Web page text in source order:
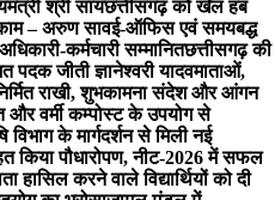
श्री सायछत्तीसगढ़ को खेल हब
– अरुण सावई-ऑफिस एवं समयबद्ध
कर्मचारी सम्मानितछत्तीसगढ़ की
जीती ज्ञानेश्वरी यादवमाताओं,
राखी, शुभकामना संदेश और आंगन
और वर्मी कम्पोस्ट के उपयोग से
विभाग के मार्गदर्शन से मिली नई
किया पौधारोपण, नीट-2026 में सफल
हासिल करने वाले विद्यार्थियों को दी